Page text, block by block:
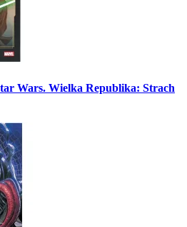
Wars. Wielka Republika: Strach